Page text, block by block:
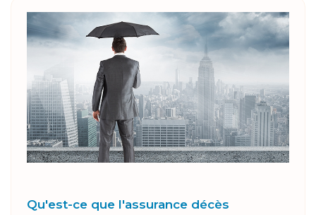
Qu'est-ce que l'assurance décès